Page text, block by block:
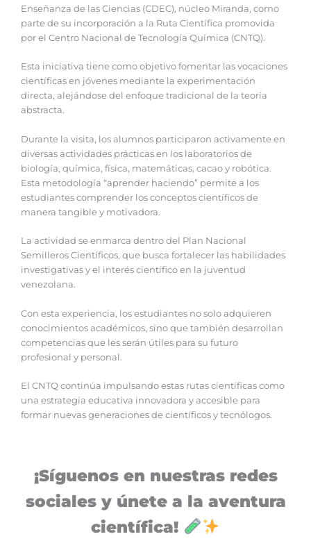
Enseñanza de las Ciencias (CDEC), núcleo Miranda, como
parte de su incorporación a la Ruta Científica promovida
por el Centro Nacional de Tecnología Química (CNTQ).
Esta iniciativa tiene como objetivo fomentar las vocaciones
científicas en jóvenes mediante la experimentación
directa, alejándose del enfoque tradicional de la teoría
abstracta.
Durante la visita, los alumnos participaron activamente en
diversas actividades prácticas en los laboratorios de
biología, química, física, matemáticas, cacao y robótica.
Esta metodología “aprender haciendo” permite a los
estudiantes comprender los conceptos científicos de
manera tangible y motivadora.
La actividad se enmarca dentro del Plan Nacional
Semilleros Científicos, que busca fortalecer las habilidades
investigativas y el interés científico en la juventud
venezolana.
Con esta experiencia, los estudiantes no solo adquieren
conocimientos académicos, sino que también desarrollan
competencias que les serán útiles para su futuro
profesional y personal.
El CNTQ continúa impulsando estas rutas científicas como
una estrategia educativa innovadora y accesible para
formar nuevas generaciones de científicos y tecnólogos.
¡Síguenos en nuestras redes
sociales y únete a la aventura
científica!